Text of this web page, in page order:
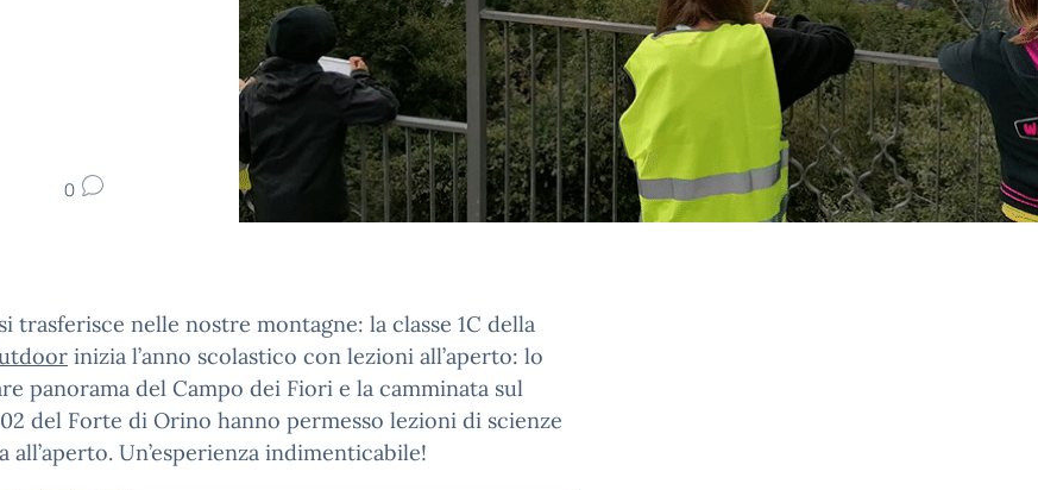
0
trasferisce nelle nostre montagne: la classe 1C della
inizia l’anno scolastico con lezioni all’aperto: lo
panorama del Campo dei Fiori e la camminata sul
del Forte di Orino hanno permesso lezioni di scienze
all’aperto. Un’esperienza indimenticabile!